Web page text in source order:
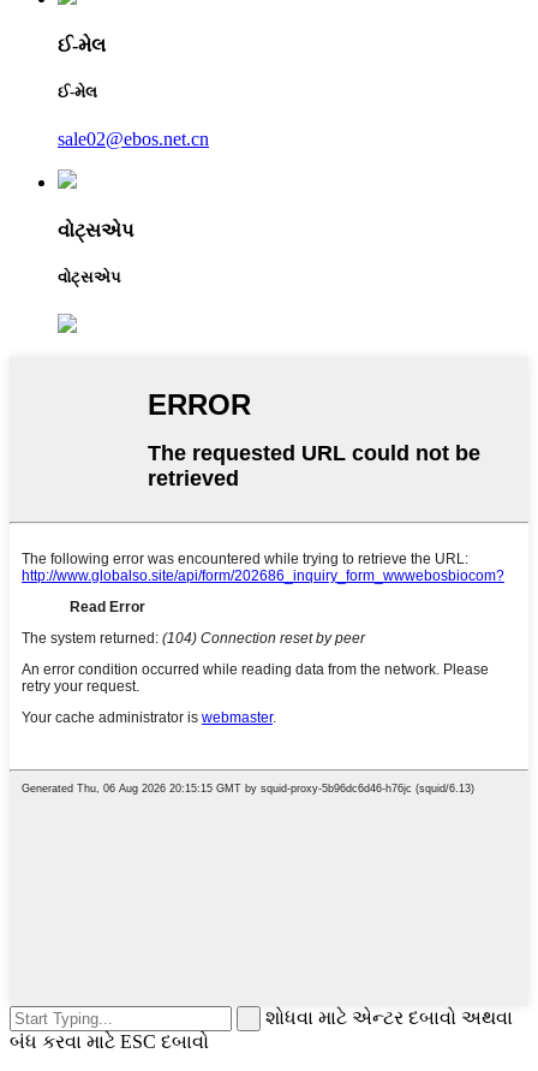
ઈ-મેલ
ઈ-મેલ
sale02@ebos.net.cn
વોટ્સએપ
વોટ્સએપ
શોધવા માટે એન્ટર દબાવો અથવા
બંધ કરવા માટે ESC દબાવો